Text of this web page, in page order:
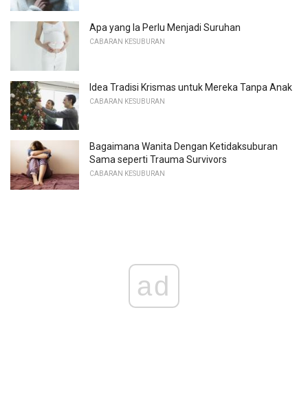
Apa yang Ia Perlu Menjadi Suruhan
CABARAN KESUBURAN
Idea Tradisi Krismas untuk Mereka Tanpa Anak
CABARAN KESUBURAN
Bagaimana Wanita Dengan Ketidaksuburan
Sama seperti Trauma Survivors
CABARAN KESUBURAN
ad